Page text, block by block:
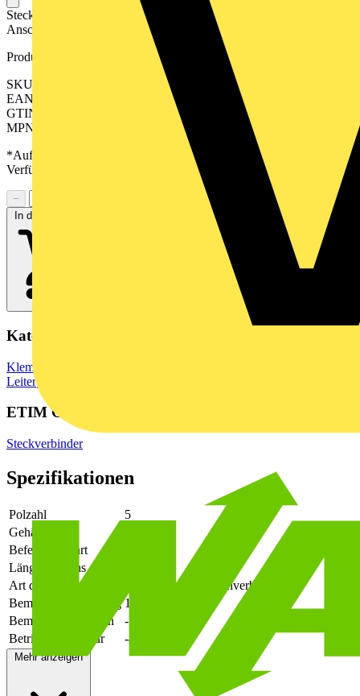
Steckbarer Leiterplatten-Anschluss mit innovatiever
Anschlusstechnologie für eine sichere und intuitive Handhabung.
Produktkennzeichen
SKU: 2641170000
EAN: 04050118645804
GTIN: 04050118645804
MPN: CH 3.50/05/90F 3.5SN GN BX
*Auf Anfrage verfügbar - bitte in den Warenkorb legen, um
Verfügbarkeit zu prüfen
−
In den Warenkorb
Kategorien
Klemmen, Steckverbinder & Verbindungselemente
Leiterplattensteckverbinder
ETIM Group
Steckverbinder
Spezifikationen
Polzahl
5
Gehäusefarbe
Befestigungsart
Länge des Pins
Art der Verbindung
flexibler Leiterplattenverbinder
Bemessungsspannung 160
Bemessungsstrom In
-
Betriebstemperatur
-40 - 105
Mehr anzeigen